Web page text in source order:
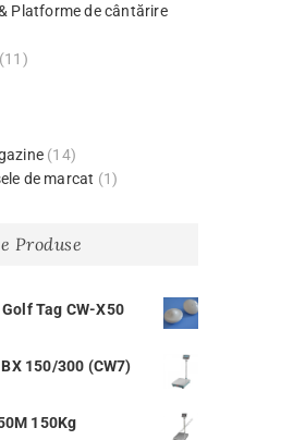
Platforme de cântărire
(11)
(14)
de marcat (1)
Produse
Tag CW-X50
150/300 (CW7)
150Kg